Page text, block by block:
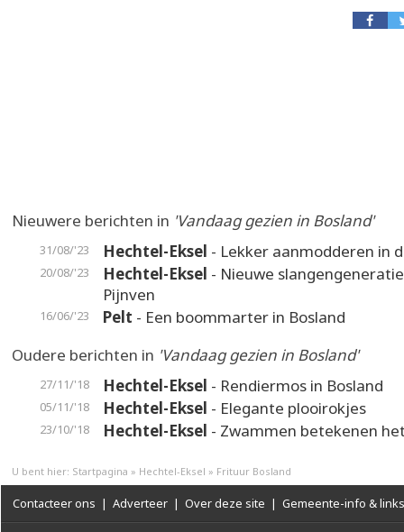
Nieuwere berichten in 'Vandaag gezien in Bosland'
31/08/'23 Hechtel-Eksel - Lekker aanmodderen in
20/08/'23 Hechtel-Eksel - Nieuwe
Pijnven
16/06/'23 Pelt - Een boommarter in Bosland
Oudere berichten in 'Vandaag gezien in Bosland'
27/11/'18 Hechtel-Eksel - Rendiermos in Bosland
05/11/'18 Hechtel-Eksel - Elegante plooirokjes
23/10/'18 Hechtel-Eksel - Zwammen betekenen
U bent hier: Startpagina » Hechtel-Eksel » Frituur Bosland
Contacteer ons | Adverteer | Over deze site | Gemeente-info & links